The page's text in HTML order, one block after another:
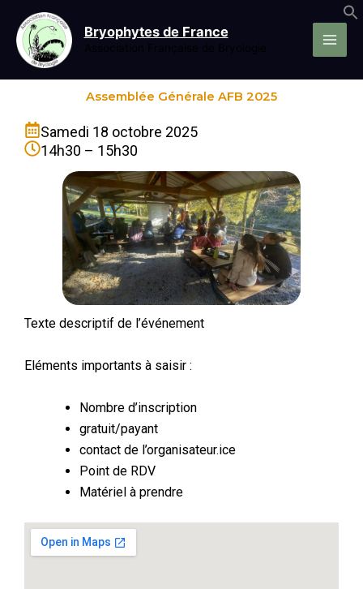
contenu
Bryophytes de France
Assemblée Générale AFB 2025
Samedi 18 octobre 2025
14h30 – 15h30
Texte descriptif de l’événement
Eléments importants à saisir :
Nombre d’inscription
gratuit/payant
contact de l’organisateur.ice
Point de RDV
Matériel à prendre